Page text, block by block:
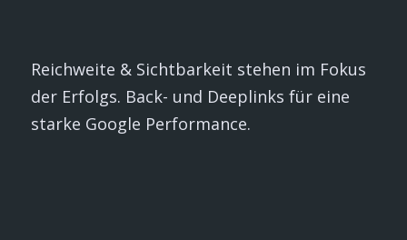
Reichweite & Sichtbarkeit stehen im Fokus
der Erfolgs. Back- und Deeplinks für eine
starke Google Performance.